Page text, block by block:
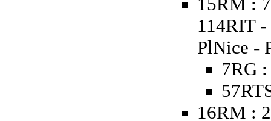
114RIT
PlNice -
7RG
16RM :